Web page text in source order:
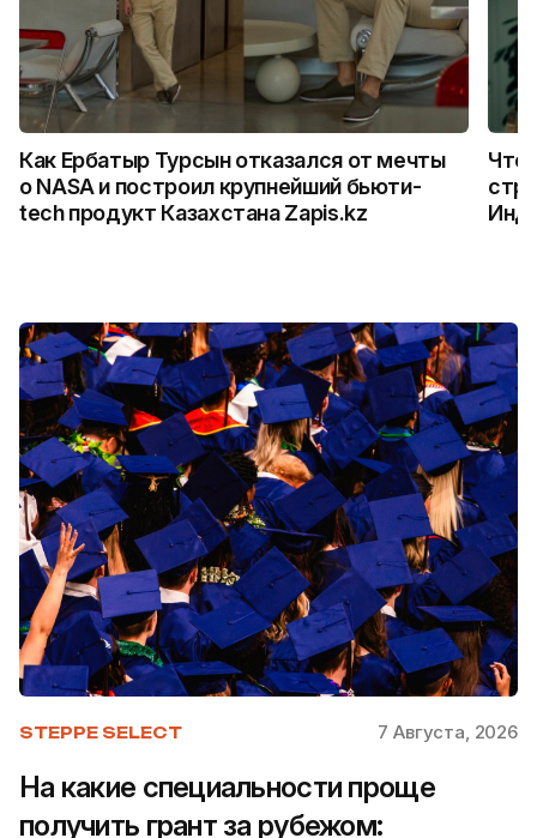
Как Ербатыр Турсын отказался от мечты
о NASA и построил крупнейший бьюти-
tech продукт Казахстана Zapis.kz
Что
STEPPE SELECT 7 Августа, 2026
На какие специальности проще
получить грант за рубежом: